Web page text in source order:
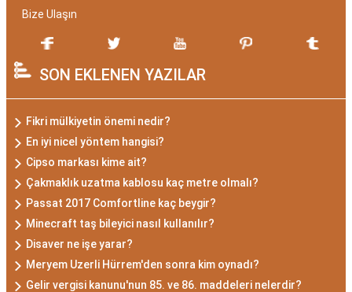
Bize Ulaşın
SON EKLENEN YAZILAR
Fikri mülkiyetin önemi nedir?
En iyi nicel yöntem hangisi?
Cipso markası kime ait?
Çakmaklık uzatma kablosu kaç metre olmalı?
Passat 2017 Comfortline kaç beygir?
Minecraft taş bileyici nasıl kullanılır?
Disaver ne işe yarar?
Meryem Uzerli Hürrem'den sonra kim oynadı?
Gelir vergisi kanunu'nun 85. ve 86. maddeleri nelerdir?